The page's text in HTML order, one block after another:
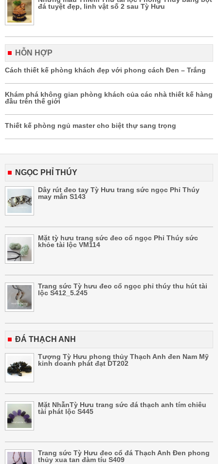
đá tuyệt đẹp, linh vật số 2 sau Tỳ Hưu
HỖN HỢP
Cách thiết kế phòng khách đẹp với phong cách Đen – Trắng
Khám phá không gian phòng khách của các nhà thiết kế hàng
đầu trên thế giới
Thiết kế phòng ngủ master cho biệt thự sang trọng
NGỌC PHỈ THÚY
Dây rút đeo tay Tỳ Hưu trang sức ngọc Phỉ Thúy
may mắn S143
Mặt tỳ hưu trang sức đeo cổ ngọc Phỉ Thúy sức
khỏe tài lộc VM114
Trang sức Tỳ hưu đeo cổ ngọc phỉ thúy thu hút tài
lộc S412_5.245
ĐÁ THẠCH ANH
Tượng Tỳ Hưu phong thủy Thạch Anh đen Nam Mỹ
kinh doanh phát đạt DT202
Mặt NhẫnTỳ Hưu trang sức đá thạch anh tím chiêu
tài phát lộc S445
Trang sức Tỳ Hưu đeo cổ đá Thạch Anh Đen phong
thủy xua tan đàm tíu S409